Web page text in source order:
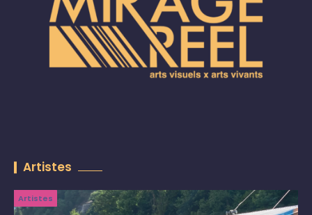
Artistes
Artistes